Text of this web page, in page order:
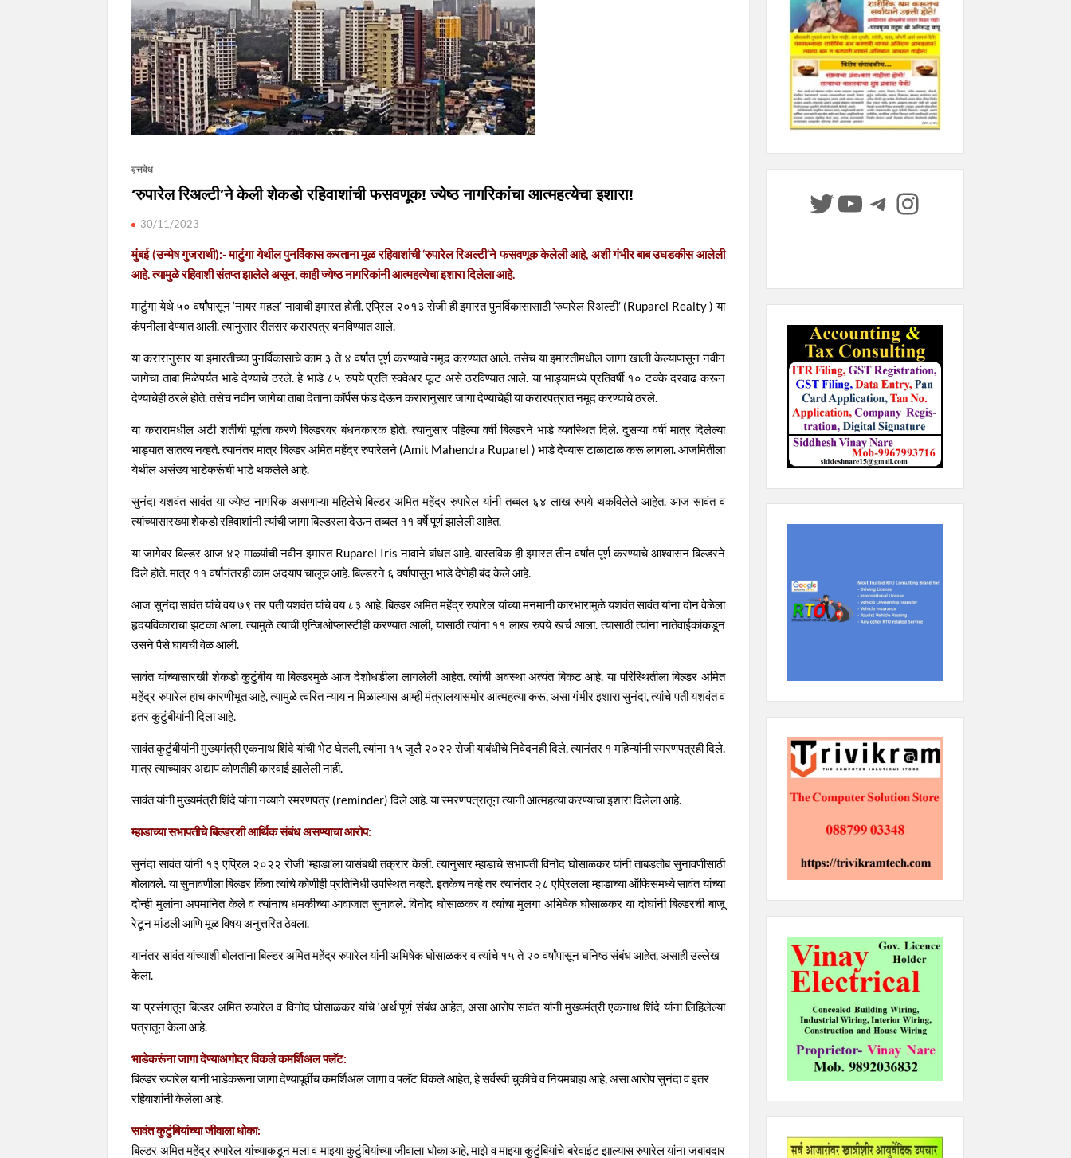
वृत्तवेध
‘रुपारेल रिअल्टी’ने केली शेकडो रहिवाशांची फसवणूक! ज्येष्ठ नागरिकांचा आत्महत्येचा इशारा!
30/11/2023
मुंबई (उन्मेष गुजराथी):- माटुंगा येथील पुनर्विकास करताना मूळ रहिवाशांची ‘रुपारेल रिअल्टी’ने फसवणूक केलेली आहे, अशी गंभीर बाब उघडकीस आलेली
आहे. त्यामुळे रहिवाशी संतप्त झालेले असून, काही ज्येष्ठ नागरिकांनी आत्महत्येचा इशारा दिलेला आहे.
माटुंगा येथे ५० वर्षांपासून ‘नायर महल’ नावाची इमारत होती. एप्रिल २०१३ रोजी ही इमारत पुनर्विकासासाठी ‘रुपारेल रिअल्टी’ (Ruparel Realty ) या
कंपनीला देण्यात आली. त्यानुसार रीतसर करारपत्र बनविण्यात आले.
या करारानुसार या इमारतीच्या पुनर्विकासाचे काम ३ ते ४ वर्षांत पूर्ण करण्याचे नमूद करण्यात आले. तसेच या इमारतीमधील जागा खाली केल्यापासून नवीन
जागेचा ताबा मिळेपर्यंत भाडे देण्याचे ठरले. हे भाडे ८५ रुपये प्रति स्क्वेअर फूट असे ठरविण्यात आले. या भाड्यामध्ये प्रतिवर्षी १० टक्के दरवाढ करून
देण्याचेही ठरले होते. तसेच नवीन जागेचा ताबा देताना कॉर्पस फंड देऊन करारानुसार जागा देण्याचेही या करारपत्रात नमूद करण्याचे ठरले.
या करारामधील अटी शर्तींची पूर्तता करणे बिल्डरवर बंधनकारक होते. त्यानुसार पहिल्या वर्षी बिल्डरने भाडे व्यवस्थित दिले. दुसऱ्या वर्षी मात्र दिलेल्या
भाड्यात सातत्य नव्हते. त्यानंतर मात्र बिल्डर अमित महेंद्र रुपारेलने (Amit Mahendra Ruparel ) भाडे देण्यास टाळाटाळ करू लागला. आजमितीला
येथील असंख्य भाडेकरूंची भाडे थकलेले आहे.
सुनंदा यशवंत सावंत या ज्येष्ठ नागरिक असणाऱ्या महिलेचे बिल्डर अमित महेंद्र रुपारेल यांनी तब्बल ६४ लाख रुपये थकविलेले आहेत. आज सावंत व
त्यांच्यासारख्या शेकडो रहिवाशांनी त्यांची जागा बिल्डरला देऊन तब्बल ११ वर्षे पूर्ण झालेली आहेत.
या जागेवर बिल्डर आज ४२ माळ्यांची नवीन इमारत Ruparel Iris नावाने बांधत आहे. वास्तविक ही इमारत तीन वर्षांत पूर्ण करण्याचे आश्वासन बिल्डरने
दिले होते. मात्र ११ वर्षांनंतरही काम अदयाप चालूच आहे. बिल्डरने ६ वर्षांपासून भाडे देणेही बंद केले आहे.
आज सुनंदा सावंत यांचे वय ७९ तर पती यशवंत यांचे वय ८३ आहे. बिल्डर अमित महेंद्र रुपारेल यांच्या मनमानी कारभारामुळे यशवंत सावंत यांना दोन वेळेला
हृदयविकाराचा झटका आला. त्यामुळे त्यांची एन्जिओप्लास्टीही करण्यात आली, यासाठी त्यांना ११ लाख रुपये खर्च आला. त्यासाठी त्यांना नातेवाईकांकडून
उसने पैसे घायची वेळ आली.
सावंत यांच्यासारखी शेकडो कुटुंबीय या बिल्डरमुळे आज देशोधडीला लागलेली आहेत. त्यांची अवस्था अत्यंत बिकट आहे. या परिस्थितीला बिल्डर अमित
महेंद्र रुपारेल हाच कारणीभूत आहे, त्यामुळे त्वरित न्याय न मिळाल्यास आम्ही मंत्रालयासमोर आत्महत्या करू, असा गंभीर इशारा सुनंदा, त्यांचे पती यशवंत व
इतर कुटुंबीयांनी दिला आहे.
सावंत कुटुंबीयांनी मुख्यमंत्री एकनाथ शिंदे यांची भेट घेतली, त्यांना १५ जुलै २०२२ रोजी याबंधीचे निवेदनही दिले, त्यानंतर १ महिन्यांनी स्मरणपत्रही दिले.
मात्र त्याच्यावर अद्याप कोणतीही कारवाई झालेली नाही.
सावंत यांनी मुख्यमंत्री शिंदे यांना नव्याने स्मरणपत्र (reminder) दिले आहे. या स्मरणपत्रातून त्यानी आत्महत्या करण्याचा इशारा दिलेला आहे.
म्हाडाच्या सभापतीचे बिल्डरशी आर्थिक संबंध असण्याचा आरोप:
सुनंदा सावंत यांनी १३ एप्रिल २०२२ रोजी ‘म्हाडा’ला यासंबंधी तक्रार केली. त्यानुसार म्हाडाचे सभापती विनोद घोसाळकर यांनी ताबडतोब सुनावणीसाठी
बोलावले. या सुनावणीला बिल्डर किंवा त्यांचे कोणीही प्रतिनिधी उपस्थित नव्हते. इतकेच नव्हे तर त्यानंतर २८ एप्रिलला म्हाडाच्या ऑफिसमध्ये सावंत यांच्या
दोन्ही मुलांना अपमानित केले व त्यांनाच धमकीच्या आवाजात सुनावले. विनोद घोसाळकर व त्यांचा मुलगा अभिषेक घोसाळकर या दोघांनी बिल्डरची बाजू
रेटून मांडली आणि मूळ विषय अनुत्तरित ठेवला.
यानंतर सावंत यांच्याशी बोलताना बिल्डर अमित महेंद्र रुपारेल यांनी अभिषेक घोसाळकर व त्यांचे १५ ते २० वर्षांपासून घनिष्ठ संबंध आहेत, असाही उल्लेख
केला.
या प्रसंगातून बिल्डर अमित रुपारेल व विनोद घोसाळकर यांचे ‘अर्थ’पूर्ण संबंध आहेत, असा आरोप सावंत यांनी मुख्यमंत्री एकनाथ शिंदे यांना लिहिलेल्या
पत्रातून केला आहे.
भाडेकरूंना जागा देण्याअगोदर विकले कमर्शिअल फ्लॅट:
बिल्डर रुपारेल यांनी भाडेकरूंना जागा देण्यापूर्वीच कमर्शिअल जागा व फ्लॅट विकले आहेत, हे सर्वस्वी चुकीचे व नियमबाह्य आहे, असा आरोप सुनंदा व इतर
रहिवाशांनी केलेला आहे.
सावंत कुटुंबियांच्या जीवाला धोका:
बिल्डर अमित महेंद्र रुपारेल यांच्याकडून मला व माझ्या कुटुंबियांच्या जीवाला धोका आहे, माझे व माझ्या कुटुंबियांचे बरेवाईट झाल्यास रुपारेल यांना जबाबदार
Twitter
YouTube
Telegram
Instagram